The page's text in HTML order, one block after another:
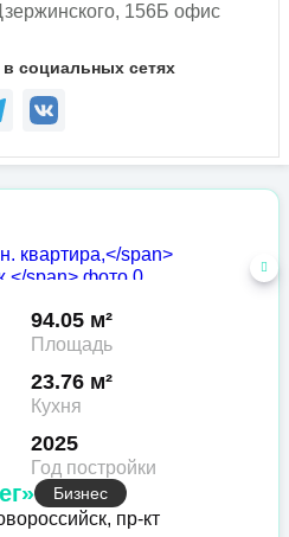
156Б офис
социальных сетях
94.05 м²
Площадь
23.76 м²
Кухня
2025
Год постройки
Бизнес
пр-кт